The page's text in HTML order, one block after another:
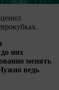
них
менять
ведь